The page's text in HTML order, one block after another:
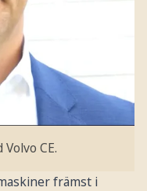
CE.
främst i